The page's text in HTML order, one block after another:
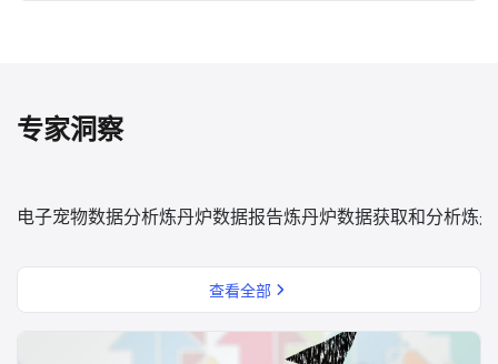
专家洞察
电子宠物数据分析炼丹炉数据报告炼丹炉数据获取和分析炼
查看全部